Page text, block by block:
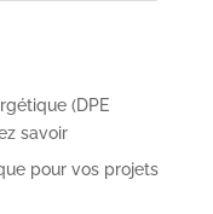
(DPE
savoir
pour vos projets